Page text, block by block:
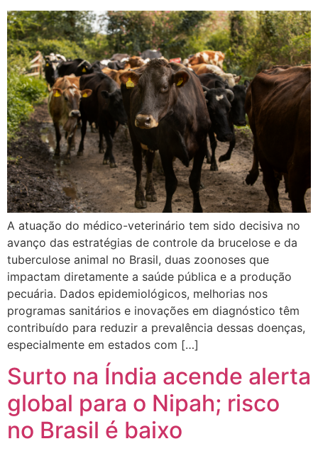
A atuação do médico-veterinário tem sido decisiva no
avanço das estratégias de controle da brucelose e da
tuberculose animal no Brasil, duas zoonoses que
impactam diretamente a saúde pública e a produção
pecuária. Dados epidemiológicos, melhorias nos
programas sanitários e inovações em diagnóstico têm
contribuído para reduzir a prevalência dessas doenças,
especialmente em estados com […]
Surto na Índia acende alerta
global para o Nipah; risco
no Brasil é baixo